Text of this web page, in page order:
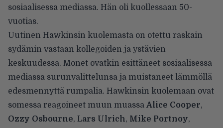
sosiaalisessa mediassa. Hän oli kuollessaan 50-
vuotias.
Uutinen Hawkinsin kuolemasta on otettu raskain
sydämin vastaan kollegoiden ja ystävien
keskuudessa. Monet ovatkin esittäneet sosiaalisessa
mediassa surunvalittelunsa ja muistaneet lämmöllä
edesmennyttä rumpalia. Hawkinsin kuolemaan ovat
somessa reagoineet muun muassa Alice Cooper,
Ozzy Osbourne, Lars Ulrich, Mike Portnoy,